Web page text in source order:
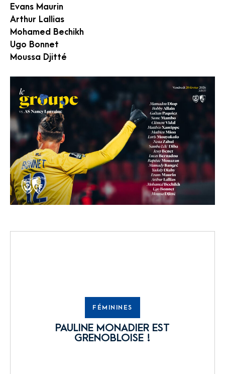
Evans Maurin
Arthur Lallias
Mohamed Bechikh
Ugo Bonnet
Moussa Djitté
FÉMININES
PAULINE MONADIER EST
GRENOBLOISE !